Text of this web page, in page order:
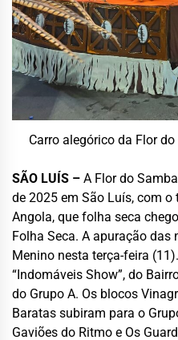
Carro alegórico da Flor
SÃO LUÍS – A Flor do
de 2025 em São Luís, com o
Angola, que folha seca
Folha Seca. A apuração das
Menino nesta terça-feira
“Indomáveis Show”, do
do Grupo A. Os blocos
Baratas subiram para o
Gaviões do Ritmo e Os